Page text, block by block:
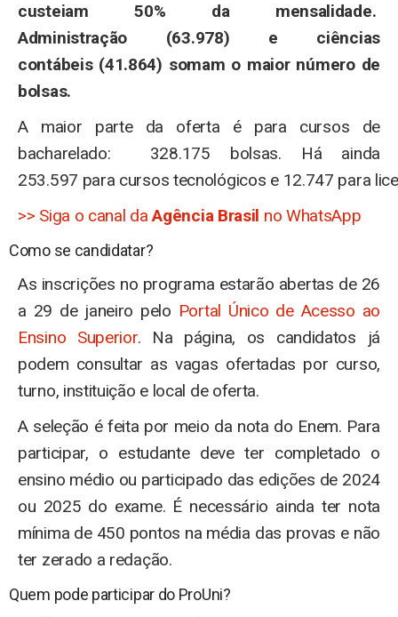
custeiam 50% da mensalidade.
Administração (63.978) e ciências
contábeis (41.864) somam o maior número de
bolsas.
A maior parte da oferta é para cursos de
bacharelado: 328.175 bolsas. Há ainda
253.597 para cursos tecnológicos e 12.747 para
>> Siga o canal daAgência Brasil no WhatsApp
Como se candidatar?
As inscrições no programa estarão abertas de 26
a 29 de janeiro pelo Portal Único de Acesso ao
Ensino Superior. Na página, os candidatos já
podem consultar as vagas ofertadas por curso,
turno, instituição e local de oferta.
A seleção é feita por meio da nota do Enem. Para
participar, o estudante deve ter completado o
ensino médio ou participado das edições de 2024
ou 2025 do exame. É necessário ainda ter nota
mínima de 450 pontos na média das provas e não
ter zerado a redação.
Quem pode participar do ProUni?